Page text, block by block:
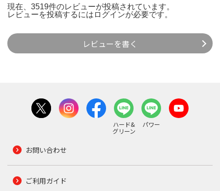
現在、3519件のレビューが投稿されています。
レビューを投稿するには ログインが必要です。
レビューを書く
ハード&
グリーン
パワー
お問い合わせ
ご利用ガイド